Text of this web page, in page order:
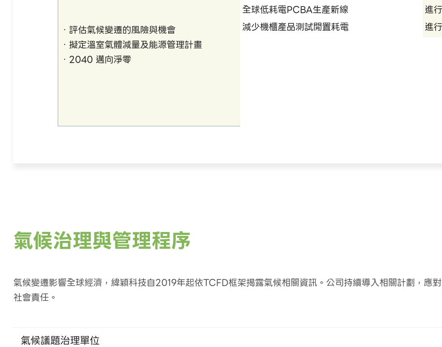
．評估氣候變遷的風險與機會
．擬定溫室氣體減量及能源管理計畫
．2040 邁向淨零
全球低耗電PCBA生產新線
進
減少機櫃產品測試閒置耗電
進
氣候治理與管理程序
氣候變遷影響全球經濟，緯穎科技自2019年起依TCFD框架揭露氣候相關資訊。公司持續導入相關計劃，應
社會責任。
氣候議題治理單位